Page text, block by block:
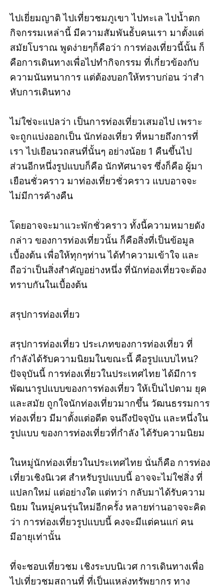
ไปเยี่ยมญาติ ไปเที่ยวชมภูเขา ไปทะเล ไปน้ำตก
กิจกรรมเหล่านี้ มีความสัมพันธ์ับคนเรา มาตั้งแต่
สมัยโบราณ พูดง่ายๆก็คือว่า การท่องเที่ยวนี้นั้น ก็
คือการเดินทางเพื่อไปทำกิจกรรม ที่เกี่ยวข้องกับ
ความนันทนาการ แต่ต้องบอกให้ทราบก่อน ว่าสำ
หับการเดินทาง
ไม่ใช่จะแปลว่า เป็นการท่องเที่ยวเสมอไป เพราะ
จะถูกแบ่งออกเป็น นักท่องเที่ยว ที่หมายถึงการที่
เรา ไปเยือนวถสนที่นั้นๆ อย่างน้อย 1 คืนขึ้นไป
ส่วนอีกหนึ่งรูปแบบก็คือ นักทัศนาจร ซึ่งก็คือ ผู้มา
เยือนชั่วคราว มาท่องเที่ยวชั่วคราว แบบอาจจะ
ไม่มีการค้างคืน
โดยอาจจะมาแวะพักชั่วคราว ทั้งนี้ความหมายดัง
กล่าว ของการท่องเที่ยวนั้น ก็คือสิ่งที่เป็นข้อมูล
เบื้องต้น เพื่อให้ทุกๆท่าน ได้ทำความเข้าใจ และ
ถือว่าเป็นสิ่งสำคัญอย่างหนึ่ง ที่นักท่องเที่ยวจะต้อง
ทราบกันในเบื้องต้น
สรุปการท่องเที่ยว
สรุปการท่องเที่ยว ประเภทของการท่องเที่ยว ที่
กำลังได้รับความนิยมในขณะนี้ คือรูปแบบไหน?
ปัจจุบันนี้ การท่องเที่ยวในประเทศไทย ได้มีการ
พัฒนารูปแบบของการท่องเที่ยว ให้เป็นไปตาม ยุค
และสมัย ถูกใจนักท่องเที่ยวมากขึ้น วัฒนธรรมการ
ท่องเที่ยว มีมาตั้งแต่อดีต จนถึงปัจจุบัน และหนึ่งใน
รูปแบบ ของการท่องเที่ยวที่กำลัง ได้รับความนิยม
ในหมู่นักท่องเที่ยวในประเทศไทย นั่นก็คือ การท่อง
เที่ยวเชิงนิเวศ สำหรับรูปแบบนี้ อาจจะไม่ใช่สิ่ง ที่
แปลกใหม่ แต่อย่างใด แต่ทว่า กลับมาได้รับความ
นิยม ในหมู่คนรุ่นใหม่อีกครั้ง หลายท่านอาจจะคิด
ว่า การท่องเที่ยวรูปแบบนี้ คงจะมีแต่คนแก่ คน
มีอายุเท่านั้น
ที่จะชอบเที่ยวชม เชิงระบบนิเวศ การเดินทางเพื่อ
ไปเที่ยวชมสถานที่ ที่เป็นแหล่งทรัพยากร ทาง